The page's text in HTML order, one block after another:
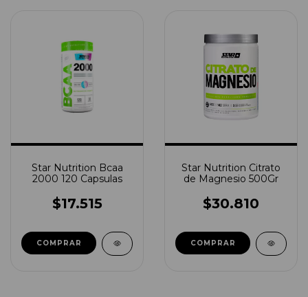
Star Nutrition Bcaa
2000 120 Capsulas
$17.515
COMPRAR
Star Nutrition Citrato
de Magnesio 500Gr
$30.810
COMPRAR